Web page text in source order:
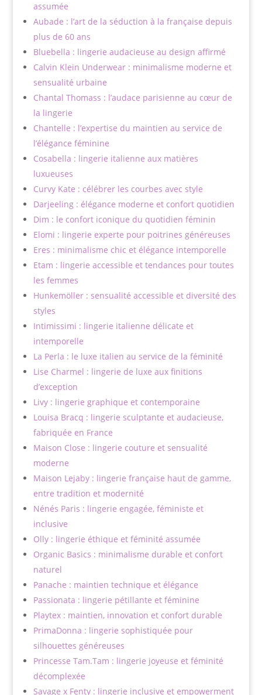
assumée
Aubade : l’art de la séduction à la française depuis
plus de 60 ans
Bluebella : lingerie audacieuse au design affirmé
Calvin Klein Underwear : minimalisme moderne et
sensualité urbaine
Chantal Thomass : l’audace parisienne au cœur de
la lingerie
Chantelle : l’expertise du maintien au service de
l’élégance féminine
Cosabella : lingerie italienne aux matières
luxueuses
Curvy Kate : célébrer les courbes avec style
Darjeeling : élégance moderne et confort quotidien
Dim : le confort iconique du quotidien féminin
Elomi : lingerie experte pour poitrines généreuses
Eres : minimalisme chic et élégance intemporelle
Etam : lingerie accessible et tendances pour toutes
les femmes
Hunkemöller : sensualité accessible et diversité des
styles
Intimissimi : lingerie italienne délicate et
intemporelle
La Perla : le luxe italien au service de la féminité
Lise Charmel : lingerie de luxe aux finitions
d’exception
Livy : lingerie graphique et contemporaine
Louisa Bracq : lingerie sculptante et audacieuse,
fabriquée en France
Maison Close : lingerie couture et sensualité
moderne
Maison Lejaby : lingerie française haut de gamme,
entre tradition et modernité
Nénés Paris : lingerie engagée, féministe et
inclusive
Olly : lingerie éthique et féminité assumée
Organic Basics : minimalisme durable et confort
naturel
Panache : maintien technique et élégance
Passionata : lingerie pétillante et féminine
Playtex : maintien, innovation et confort durable
PrimaDonna : lingerie sophistiquée pour
silhouettes généreuses
Princesse Tam.Tam : lingerie joyeuse et féminité
décomplexée
Savage x Fenty : lingerie inclusive et empowerment